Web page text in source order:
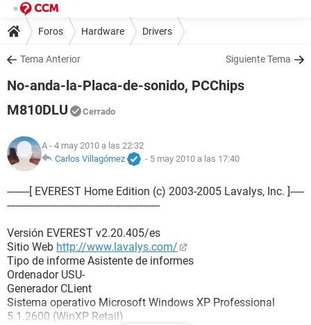
Foros Hardware Drivers
Tema Anterior Siguiente Tema
No-anda-la-Placa-de-sonido, PCChips
M810DLU
Cerrado
A - 4 may 2010 a las 22:32
Carlos Villagómez
- 5 may 2010 a las 17:40
--------[ EVEREST Home Edition (c) 2003-2005 Lavalys, Inc. ]-----
-------------------------------------------------------
Versión EVEREST v2.20.405/es
Sitio Web http://www.lavalys.com/
Tipo de informe Asistente de informes
Ordenador USU-
Generador CLient
Sistema operativo Microsoft Windows XP Professional
5.1.2600 (WinXP Retail)